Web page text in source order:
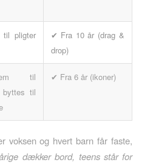
til pligter
✔ Fra 10 år (drag &
drop)
til
byttes til
✔ Fra 6 år (ikoner)
voksen og hvert barn får faste,
dækker bord, teens står for